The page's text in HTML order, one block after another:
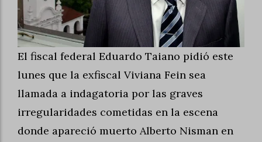
El fiscal federal Eduardo Taiano pidió este
lunes que la exfiscal Viviana Fein sea
llamada a indagatoria por las graves
irregularidades cometidas en la escena
donde apareció muerto Alberto Nisman en